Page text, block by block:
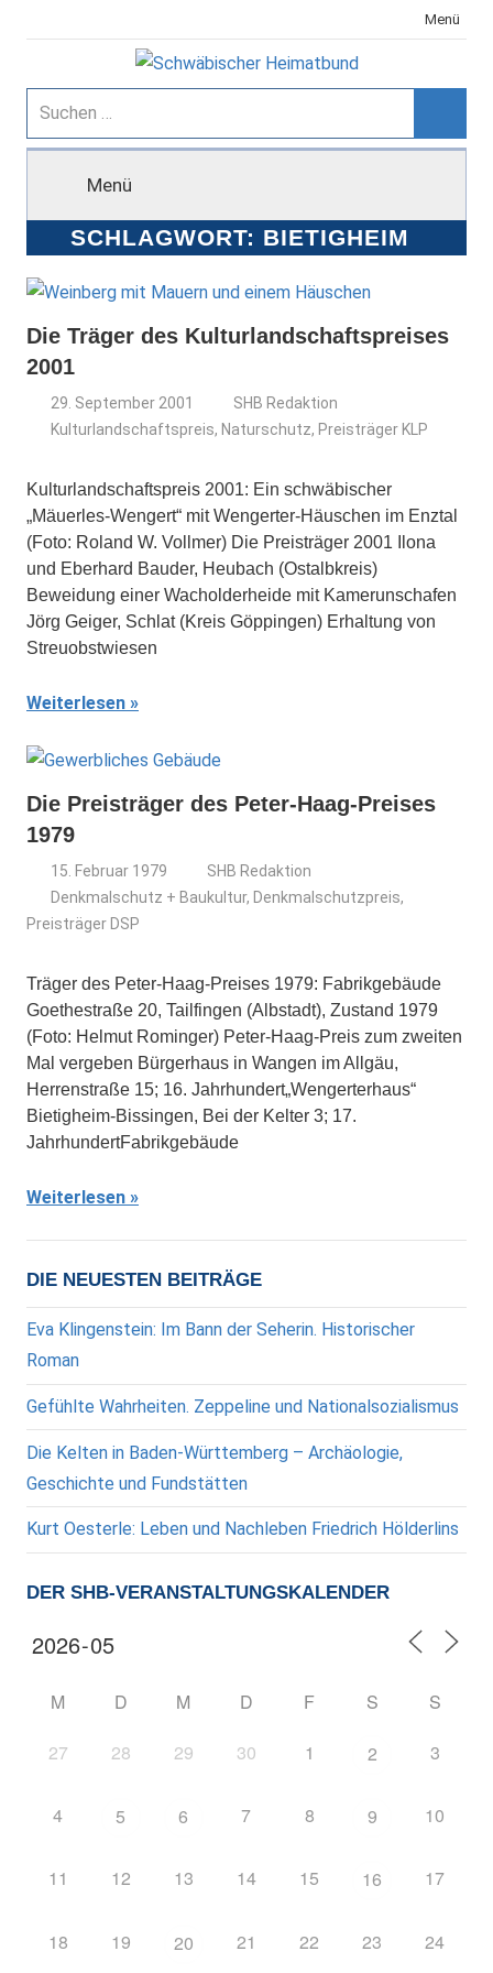
Inhalt
Menü
Schwäbischer
Heimatbund
Suchen
nach:
Menü
SCHLAGWORT: BIETIGHEIM
Die Träger des Kulturlandschaftspreises
2001
29. September 2001
SHB Redaktion
Kulturlandschaftspreis, Naturschutz, Preisträger KLP
Kulturlandschaftspreis 2001: Ein schwäbischer
„Mäuerles-Wengert“ mit Wengerter-Häuschen im Enztal
(Foto: Roland W. Vollmer) Die Preisträger 2001 Ilona
und Eberhard Bauder, Heubach (Ostalbkreis)
Beweidung einer Wacholderheide mit Kamerunschafen
Jörg Geiger, Schlat (Kreis Göppingen) Erhaltung von
Streuobstwiesen
Weiterlesen
Die Preisträger des Peter-Haag-Preises
1979
15. Februar 1979
SHB Redaktion
Denkmalschutz + Baukultur, Denkmalschutzpreis,
Preisträger DSP
Träger des Peter-Haag-Preises 1979: Fabrikgebäude
Goethestraße 20, Tailfingen (Albstadt), Zustand 1979
(Foto: Helmut Rominger) Peter-Haag-Preis zum zweiten
Mal vergeben Bürgerhaus in Wangen im Allgäu,
Herrenstraße 15; 16. Jahrhundert„Wengerterhaus“
Bietigheim-Bissingen, Bei der Kelter 3; 17.
JahrhundertFabrikgebäude
Weiterlesen
DIE NEUESTEN BEITRÄGE
Eva Klingenstein: Im Bann der Seherin. Historischer
Roman
Gefühlte Wahrheiten. Zeppeline und Nationalsozialismus
Die Kelten in Baden-Württemberg – Archäologie,
Geschichte und Fundstätten
Kurt Oesterle: Leben und Nachleben Friedrich Hölderlins
DER SHB-VERANSTALTUNGSKALENDER
M D M D F S S
27 28 29 30 1 2 3
4 5 6 7 8 9 10
11 12 13 14 15 16 17
18 19 20 21 22 23 24